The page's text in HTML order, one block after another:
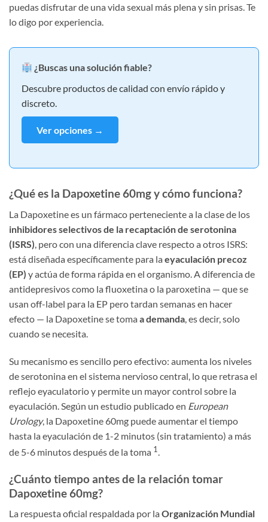
puedas disfrutar de una vida sexual más plena y sin prisas. Te
lo digo por experiencia.
¿Buscas una solución fiable?
Descubre productos de calidad con envío rápido y
discreto.
Ver opciones →
¿Qué es la Dapoxetine 60mg y cómo funciona?
La Dapoxetine es un fármaco perteneciente a la clase de los
inhibidores selectivos de la recaptación de serotonina
(ISRS), pero con una diferencia clave respecto a otros ISRS:
está diseñada específicamente para la eyaculación precoz
(EP) y actúa de forma rápida en el organismo. A diferencia de
antidepresivos como la fluoxetina o la paroxetina — que se
usan off-label para la EP pero tardan semanas en hacer
efecto — la Dapoxetine se toma a demanda, es decir, solo
cuando se necesita.
Su mecanismo es sencillo pero efectivo: aumenta los niveles
de serotonina en el sistema nervioso central, lo que retrasa el
reflejo eyaculatorio y permite un mayor control sobre la
eyaculación. Según un estudio publicado en European
Urology, la Dapoxetine 60mg puede aumentar el tiempo
hasta la eyaculación de 1-2 minutos (sin tratamiento) a más
de 5-6 minutos después de la toma 1.
¿Cuánto tiempo antes de la relación tomar
Dapoxetine 60mg?
La respuesta oficial respaldada por la Organización Mundial